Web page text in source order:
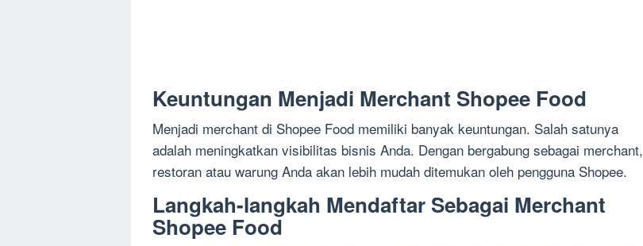
Keuntungan Menjadi Merchant Shopee Food
Menjadi merchant di Shopee Food memiliki banyak keuntungan. Salah satunya
adalah meningkatkan visibilitas bisnis Anda. Dengan bergabung sebagai merchant,
restoran atau warung Anda akan lebih mudah ditemukan oleh pengguna Shopee.
Langkah-langkah Mendaftar Sebagai Merchant
Shopee Food